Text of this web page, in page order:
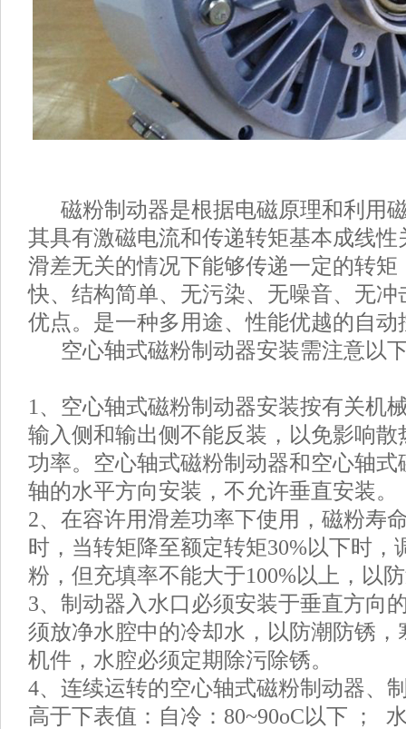
磁粉制动器是根据电磁原理和利用
其具有激磁电流和传递转矩基本成线性
滑差无关的情况下能够传递一定的转矩
快、结构简单、无污染、无噪音、无冲
优点。是一种多用途、性能优越的自动
空心轴式磁粉制动器安装需注意以
1、空心轴式磁粉制动器安装按有关机
输入侧和输出侧不能反装，以免影响散
功率。空心轴式磁粉制动器和空心轴式
轴的水平方向安装，不允许垂直安装。
2、在容许用滑差功率下使用，磁粉寿
时，当转矩降至额定转矩30%以下时，
粉，但充填率不能大于100%以上，以
3、制动器入水口必须安装于垂直方向
须放净水腔中的冷却水，以防潮防锈，
机件，水腔必须定期除污除锈。
4、连续运转的空心轴式磁粉制动器、
高于下表值：自冷：80~90oC以下 ；